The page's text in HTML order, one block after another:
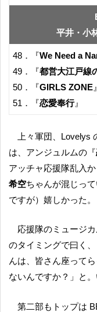
平井・小
48．『We Need a
49．『都営大江戸線
50．『GIRLS ZONE 』
51．『恋愛奉行』
上々軍団、Lovelys のオープニングアクトを終えて、第二部
は、アンジュルムの『
アッチャ応援隊乱入
希空ちゃんが混じっ
ですが）嬉しかった。
応援隊のミュージカル俳優の方、出番を終えて軽くトーク
のタイミングで曰く
んは、皆さん座って
ないんですか？」と
第二部もトップ